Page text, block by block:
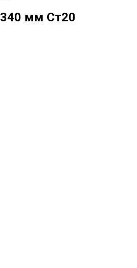
340 мм Ст20